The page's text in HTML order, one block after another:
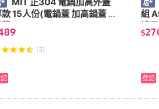
款 15人份(電鍋蓋 加高鍋蓋 蒸
)
(3)
組
濾
$
登記